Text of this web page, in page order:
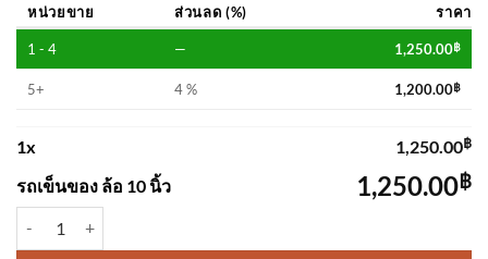
หน่วยขาย ส่วนลด (%) ราคา
1 - 4 — 1,250.00฿
5+ 4 % 1,200.00฿
1x 1,250.00฿
รถเข็นของ ล้อ 10 นิ้ว 1,250.00฿